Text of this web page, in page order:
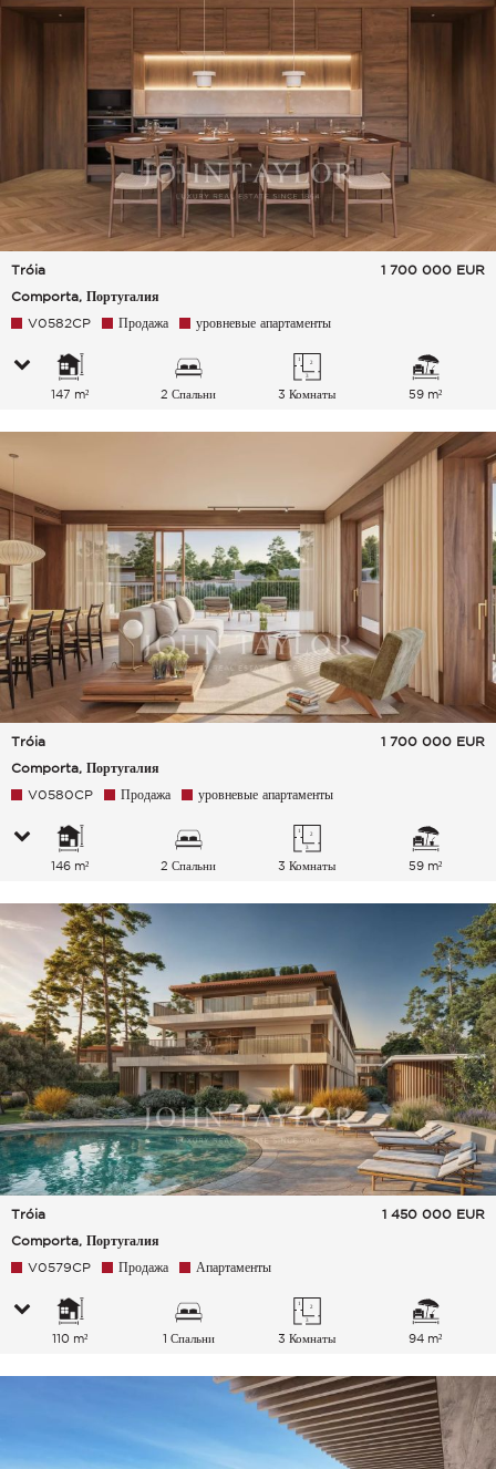
Tróia
Comporta, Португалия
1 700 000 EUR
V0582CP Продажа уровневые апартаменты
147 m² 2 Спальни 3 Комнаты 59 m²
Tróia
Comporta, Португалия
1 700 000 EUR
V0580CP Продажа уровневые апартаменты
146 m² 2 Спальни 3 Комнаты 59 m²
Tróia
Comporta, Португалия
1 450 000 EUR
V0579CP Продажа Апартаменты
110 m² 1 Спальни 3 Комнаты 94 m²